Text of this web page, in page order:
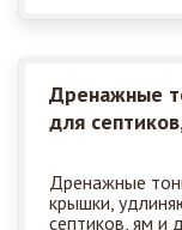
Дренажные
для
Дренажные
крышки,
септиков, ям и